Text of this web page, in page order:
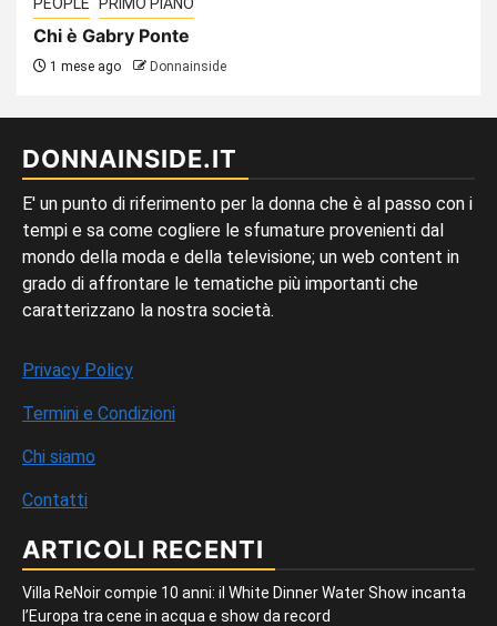
Chi è Gabry Ponte
1 mese ago Donnainside
DONNAINSIDE.IT
E' un punto di riferimento per la donna che è al passo con i
tempi e sa come cogliere le sfumature provenienti dal
mondo della moda e della televisione; un web content in
grado di affrontare le tematiche più importanti che
caratterizzano la nostra società.
Privacy Policy
Termini e Condizioni
Chi siamo
Contatti
ARTICOLI RECENTI
Villa ReNoir compie 10 anni: il White Dinner Water Show incanta
l’Europa tra cene in acqua e show da record